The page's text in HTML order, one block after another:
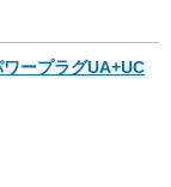
ープラグUA+UC